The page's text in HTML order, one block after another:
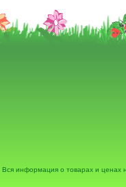
Вся информация о товарах и ценах